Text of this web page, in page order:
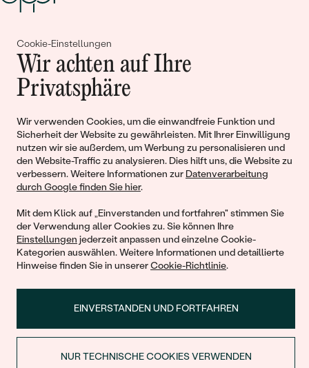
Cookie-Einstellungen
Wir achten auf Ihre
Privatsphäre
Wir verwenden Cookies, um die einwandfreie Funktion und
Sicherheit der Website zu gewährleisten. Mit Ihrer Einwilligung
nutzen wir sie außerdem, um Werbung zu personalisieren und
den Website-Traffic zu analysieren. Dies hilft uns, die Website zu
verbessern. Weitere Informationen zur Datenverarbeitung
durch Google finden Sie hier.
Mit dem Klick auf „Einverstanden und fortfahren" stimmen Sie
der Verwendung aller Cookies zu. Sie können Ihre
Einstellungen jederzeit anpassen und einzelne Cookie-
Kategorien auswählen. Weitere Informationen und detaillierte
Hinweise finden Sie in unsererCookie-Richtlinie.
EINVERSTANDEN UND FORTFAHREN
NUR TECHNISCHE COOKIES VERWENDEN
Gemeinsam erschaffen wir
Geschichten von Schönheit und
Liebe
Begleiten Sie uns!
© 2011 - 2026, Eppi.de